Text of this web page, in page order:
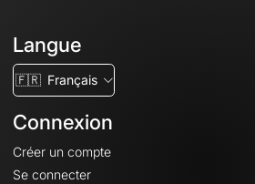
Langue
🇫🇷 Français
Connexion
Créer un compte
Se connecter